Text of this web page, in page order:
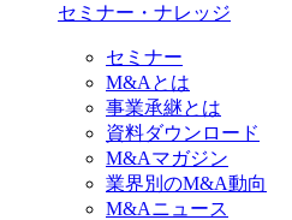
セミナー・ナレッジ
セミナー
M&Aとは
事業承継とは
資料ダウンロード
M&Aマガジン
業界別のM&A動向
M&Aニュース